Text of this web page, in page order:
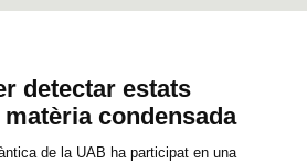
detectar estats
condensada
de la UAB ha participat en una